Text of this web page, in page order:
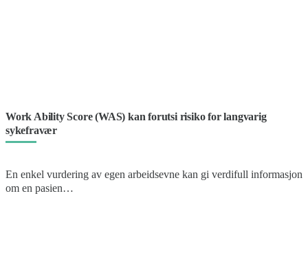
Work Ability Score (WAS) kan forutsi risiko for langvarig
sykefravær
En enkel vurdering av egen arbeidsevne kan gi verdifull informasjon
om en pasien…